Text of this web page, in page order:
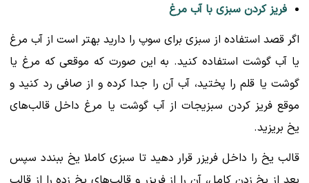
فریز کردن سبزی با آب مرغ
اگر قصد استفاده از سبزی برای سوپ را دارید بهتر است از آب مرغ
یا آب گوشت استفاده کنید. به این صورت که موقعی که مرغ یا
گوشت یا قلم را پختید، آب آن را جدا کرده و از صافی رد کنید و
موقع فریز کردن سبزیجات از آب گوشت یا مرغ داخل قالب‌های
یخ بریزید.
قالب یخ را داخل فریزر قرار دهید تا سبزی کاملا یخ ببندد سپس